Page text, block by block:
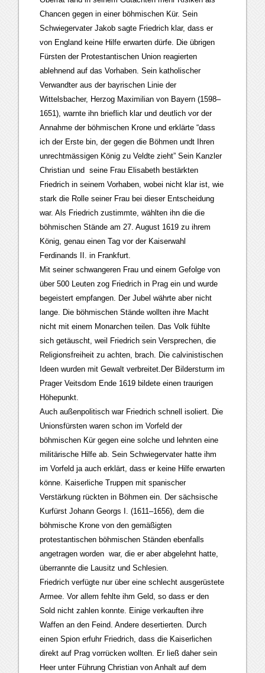
Chancen gegen in einer böhmischen Kür. Sein
Schwiegervater Jakob sagte Friedrich klar, dass er
von England keine Hilfe erwarten dürfe. Die übrigen
Fürsten der Protestantischen Union reagierten
ablehnend auf das Vorhaben. Sein katholischer
Verwandter aus der bayrischen Linie der
Wittelsbacher, Herzog Maximilian von Bayern (1598–
1651), warnte ihn brieflich klar und deutlich vor der
Annahme der böhmischen Krone und erklärte “dass
ich der Erste bin, der gegen die Böhmen undt Ihren
unrechtmässigen König zu Veldte zieht” Sein Kanzler
Christian und seine Frau Elisabeth bestärkten
Friedrich in seinem Vorhaben, wobei nicht klar ist, wie
stark die Rolle seiner Frau bei dieser Entscheidung
war. Als Friedrich zustimmte, wählten ihn die die
böhmischen Stände am 27. August 1619 zu ihrem
König, genau einen Tag vor der Kaiserwahl
Ferdinands II. in Frankfurt.
Mit seiner schwangeren Frau und einem Gefolge von
über 500 Leuten zog Friedrich in Prag ein und wurde
begeistert empfangen. Der Jubel währte aber nicht
lange. Die böhmischen Stände wollten ihre Macht
nicht mit einem Monarchen teilen. Das Volk fühlte
sich getäuscht, weil Friedrich sein Versprechen, die
Religionsfreiheit zu achten, brach. Die calvinistischen
Ideen wurden mit Gewalt verbreitet.Der Bildersturm im
Prager Veitsdom Ende 1619 bildete einen traurigen
Höhepunkt.
Auch außenpolitisch war Friedrich schnell isoliert. Die
Unionsfürsten waren schon im Vorfeld der
böhmischen Kür gegen eine solche und lehnten eine
militärische Hilfe ab. Sein Schwiegervater hatte ihm
im Vorfeld ja auch erklärt, dass er keine Hilfe erwarten
könne. Kaiserliche Truppen mit spanischer
Verstärkung rückten in Böhmen ein. Der sächsische
Kurfürst Johann Georgs I. (1611–1656), dem die
böhmische Krone von den gemäßigten
protestantischen böhmischen Ständen ebenfalls
angetragen worden war, die er aber abgelehnt hatte,
überrannte die Lausitz und Schlesien.
Friedrich verfügte nur über eine schlecht ausgerüstete
Armee. Vor allem fehlte ihm Geld, so dass er den
Sold nicht zahlen konnte. Einige verkauften ihre
Waffen an den Feind. Andere desertierten. Durch
einen Spion erfuhr Friedrich, dass die Kaiserlichen
direkt auf Prag vorrücken wollten. Er ließ daher sein
Heer unter Führung Christian von Anhalt auf dem